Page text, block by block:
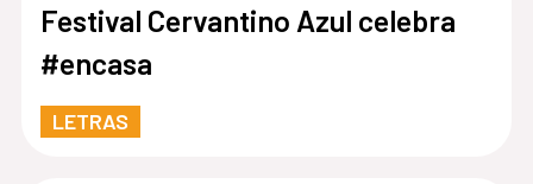
Festival Cervantino Azul celebra
#encasa
LETRAS